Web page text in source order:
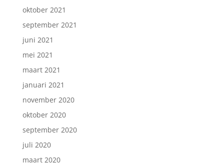
oktober 2021
september 2021
juni 2021
mei 2021
maart 2021
januari 2021
november 2020
oktober 2020
september 2020
juli 2020
maart 2020